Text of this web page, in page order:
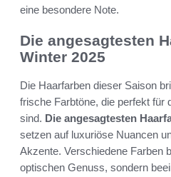
eine besondere Note.
Die angesagtesten
Winter 2025
Die Haarfarben dieser Saison
frische Farbtöne, die perfekt für
sind. Die angesagtesten
setzen auf luxuriöse Nuancen
Akzente. Verschiedene Farben
optischen Genuss, sondern